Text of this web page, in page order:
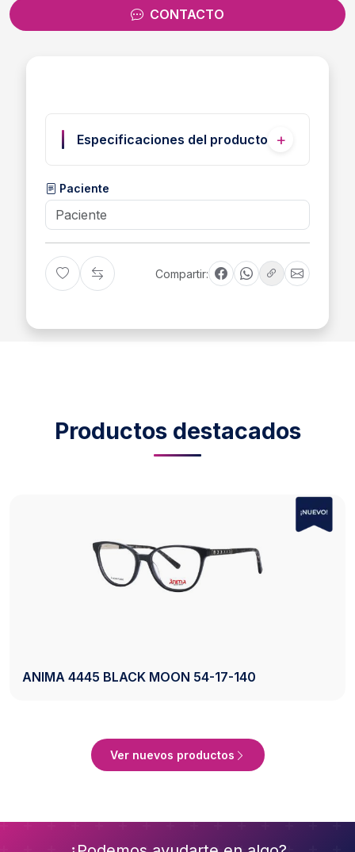
CONTACTO
Especificaciones del producto
Paciente
Compartir:
Productos destacados
ANIMA 4445 BLACK MOON 54-17-140
Ver nuevos productos